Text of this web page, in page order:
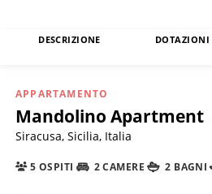
DESCRIZIONE DOTAZIONI
APPARTAMENTO
Mandolino Apartment
Siracusa, Sicilia, Italia
5 OSPITI 2 CAMERE 2 BAGNI